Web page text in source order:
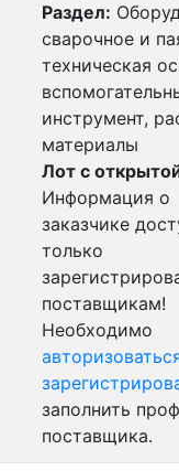
Раздел:
сварочное и
техническая
инструмент,
материалы
Лот с
Информация о
заказчике
только
поставщикам!
Необходимо
заполнить
поставщика.